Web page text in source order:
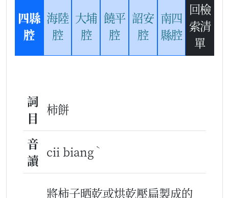
四縣
腔
海陸
腔
大埔
腔
饒平
腔
詔安
腔
南四
縣腔
回檢
索清
單
詞
目
柿餅
音
讀
cii biang ˋ
將柿子晒乾或烘乾壓扁製成的